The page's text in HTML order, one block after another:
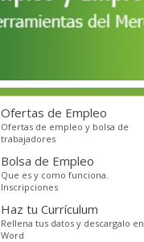
Ofertas de Empleo
Ofertas de empleo y bolsa de
trabajadores
Bolsa de Empleo
Que es y como funciona.
Inscripciones
Haz tu Currículum
Rellena tus datos y descargalo en
Word